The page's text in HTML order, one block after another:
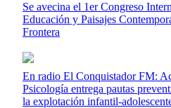
Se avecina el 1er Congreso
Educación y Paisajes
Frontera
En radio El Conquistador FM:
Psicología entrega pautas
la explotación infantil-